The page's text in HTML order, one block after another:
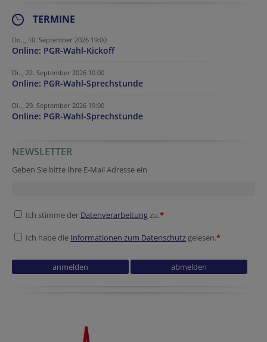
TERMINE
Do.., 10. September 2026 19:00
Online: PGR-Wahl-Kickoff
Di.., 22. September 2026 10:00
Online: PGR-Wahl-Sprechstunde
Di.., 29. September 2026 19:00
Online: PGR-Wahl-Sprechstunde
NEWSLETTER
Geben Sie bitte Ihre E-Mail Adresse ein
Ich stimme der Datenverarbeitungzu.*
Ich habe die Informationen zum Datenschutz gelesen.*